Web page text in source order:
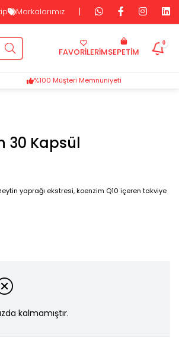
Markalarımız
SEPETIM
FAVORİLERİM
0
%100 Müşteri Memnuniyeti
30 Kapsül
yaprağı ekstresi, koenzim Q10 içeren takviye
kalmamıştır.